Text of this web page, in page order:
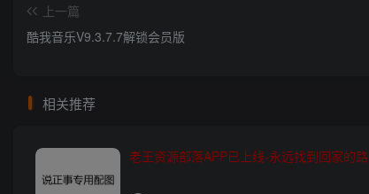
上一篇
酷我音乐V9.3.7.7解锁会员版
相关推荐
老王资源部落APP已上线-永远找到回家的路